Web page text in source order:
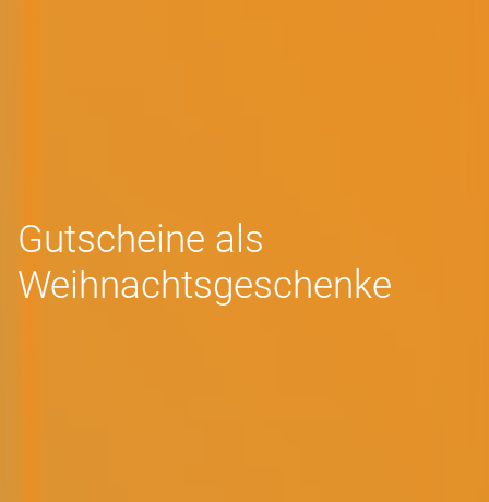
Gutscheine als
Weihnachtsgeschenke